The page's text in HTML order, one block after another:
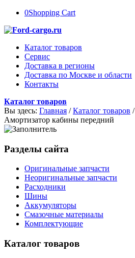
0Shopping Cart
Каталог товаров
Сервис
Доставка в регионы
Доставка по Москве и области
Контакты
Каталог товаров
Вы здесь: Главная / Каталог товаров /
Амортизатор кабины передний
Разделы сайта
Оригинальные запчасти
Неоригинальные запчасти
Расходники
Шины
Аккумуляторы
Смазочные материалы
Комплектующие
Каталог товаров